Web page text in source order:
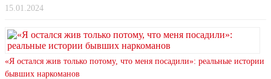
15.01.2024
«Я остался жив только потому, что меня посадили»: реальные истории
бывших наркоманов